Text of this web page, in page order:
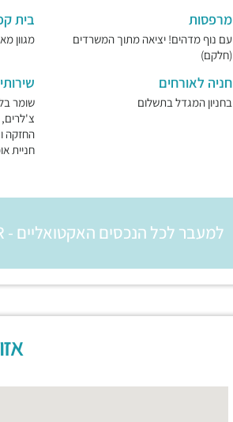
מרפסות
עם נוף מדהים! יציאה מתוך המשרדים
(חלקם)
בית
מגוון
חניה לאורחים
בחניון המגדל בתשלום
צ'לרים,
החזקה
חניית
למעבר לכל הנכסים האקטואליים - SKY TOWER